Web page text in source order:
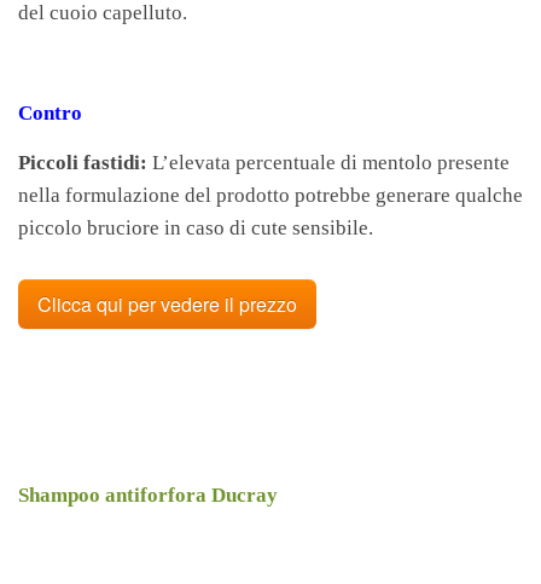
del cuoio capelluto.
Contro
Piccoli fastidi: L’elevata percentuale di mentolo presente
nella formulazione del prodotto potrebbe generare qualche
piccolo bruciore in caso di cute sensibile.
Clicca qui per vedere il prezzo
Shampoo antiforfora Ducray